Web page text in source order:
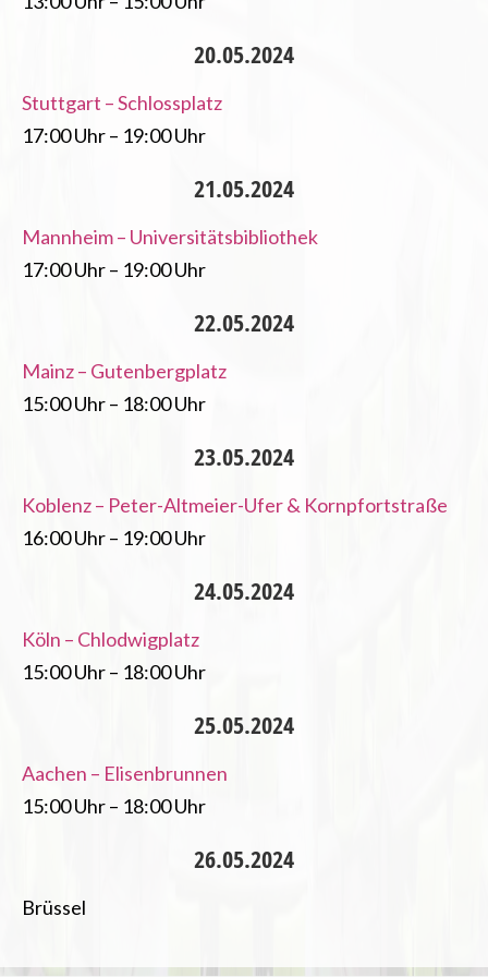
20.05.2024
Stuttgart – Schlossplatz
17:00 Uhr – 19:00 Uhr
21.05.2024
Mannheim – Universitätsbibliothek
17:00 Uhr – 19:00 Uhr
22.05.2024
Mainz – Gutenbergplatz
15:00 Uhr – 18:00 Uhr
23.05.2024
Koblenz – Peter-Altmeier-Ufer & Kornpfortstraße
16:00 Uhr – 19:00 Uhr
24.05.2024
Köln – Chlodwigplatz
15:00 Uhr – 18:00 Uhr
25.05.2024
Aachen – Elisenbrunnen
15:00 Uhr – 18:00 Uhr
26.05.2024
Brüssel